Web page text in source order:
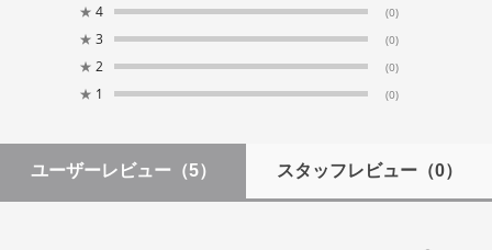
★ 4 (0)
★ 3 (0)
★ 2 (0)
★ 1 (0)
ユーザーレビュー （5） スタッフレビュー（0）